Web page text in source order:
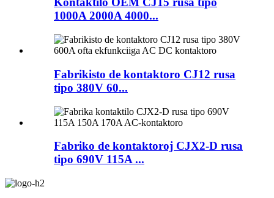
1000A 2000A 4000...
Fabrikisto de kontaktoro CJ12 rusa
tipo 380V 60...
Fabriko de kontaktoroj CJX2-D rusa
tipo 690V 115A ...